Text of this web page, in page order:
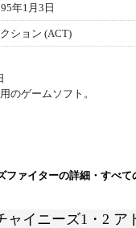
年1月3日
ション (ACT)
のゲームソフト。
ファイターの詳細・すべて
ャイニーズ1・2 ア